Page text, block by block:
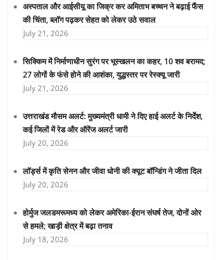
अस्पताल और आईसीयू का जिक्र कर अमिताभ बच्चन ने बढ़ाई फैंस
की चिंता, ब्लॉग पढ़कर सेहत को लेकर उठे सवाल
July 21, 2026
सिक्किम में निर्माणाधीन सुरंग पर भूस्खलन का कहर, 10 शव बरामद;
27 लोगों के फंसे होने की आशंका, युद्धस्तर पर रेस्क्यू जारी
July 21, 2026
उत्तराखंड मौसम अलर्ट: मुख्यमंत्री धामी ने दिए हाई अलर्ट के निर्देश,
कई जिलों में रेड और ऑरेंज अलर्ट जारी
July 20, 2026
लॉर्ड्स में कृति सेनन और जीवा धोनी की क्यूट बॉन्डिंग ने जीता दिल
July 20, 2026
होर्मुज जलडमरूमध्य को लेकर अमेरिका-ईरान संघर्ष तेज, दोनों ओर
से हमले; खाड़ी क्षेत्र में बढ़ा तनाव
July 18, 2026